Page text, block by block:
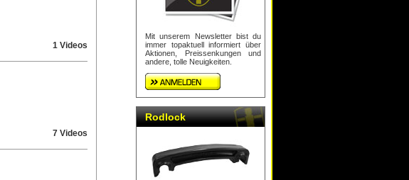
1 Videos
7 Videos
Mit unserem Newsletter bist du
immer topaktuell informiert über
Aktionen, Preissenkungen und
andere, tolle Neuigkeiten.
Rodlock